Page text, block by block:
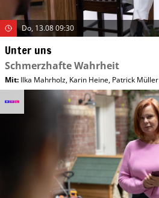
Do, 13.08 09:30
Unter uns
Schmerzhafte Wahrheit
Mit: Ilka Mahrholz, Karin Heine, Patrick Müller